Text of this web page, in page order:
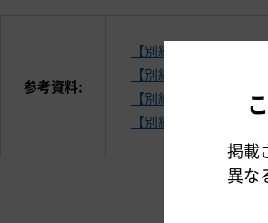
参考資料:
【別紙1】開通後1カ
【別紙2】高速バスの
【別紙3】開通後の
【別紙4】GW期間の
掲載
異な